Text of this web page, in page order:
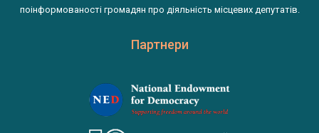
поінформованості громадян про діяльність місцевих депутатів.
Партнери